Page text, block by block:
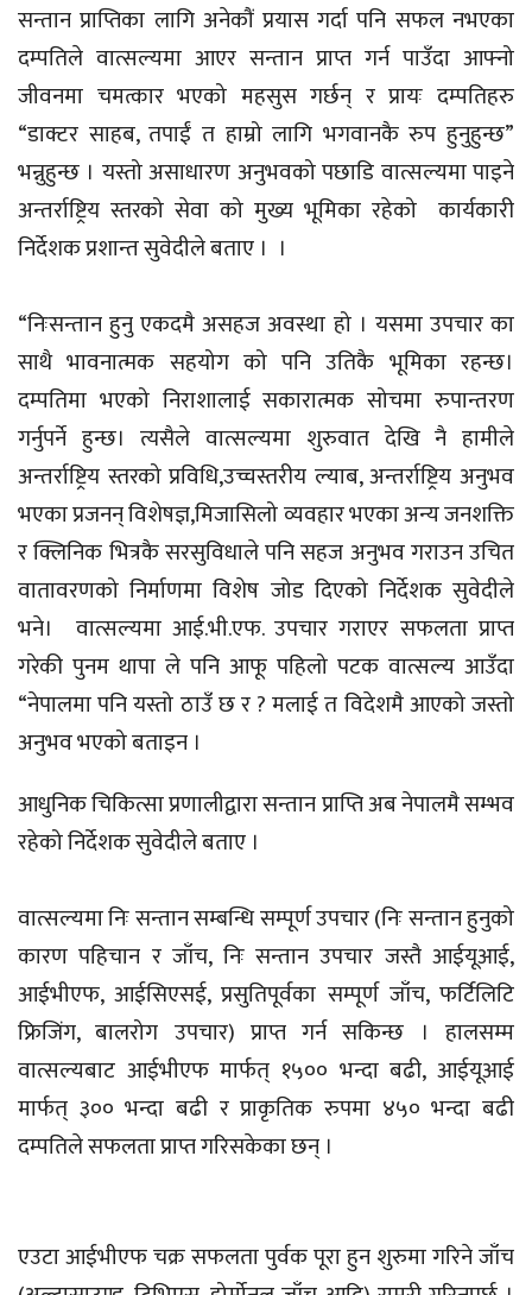
सन्तान प्राप्तिका लागि अनेकौं प्रयास गर्दा पनि सफल नभएका
दम्पतिले वात्सल्यमा आएर सन्तान प्राप्त गर्न पाउँदा आफ्नो
जीवनमा चमत्कार भएको महसुस गर्छन् र प्रायः दम्पतिहरु
“डाक्टर साहब, तपाईं त हाम्रो लागि भगवानकै रुप हुनुहुन्छ”
भन्नुहुन्छ । यस्तो असाधारण अनुभवको पछाडि वात्सल्यमा पाइने
अन्तर्राष्ट्रिय स्तरको सेवा को मुख्य भूमिका रहेको कार्यकारी
निर्देशक प्रशान्त सुवेदीले बताए । ।
“निःसन्तान हुनु एकदमै असहज अवस्था हो । यसमा उपचार का
साथै भावनात्मक सहयोग को पनि उतिकै भूमिका रहन्छ।
दम्पतिमा भएको निराशालाई सकारात्मक सोचमा रुपान्तरण
गर्नुपर्ने हुन्छ। त्यसैले वात्सल्यमा शुरुवात देखि नै हामीले
अन्तर्राष्ट्रिय स्तरको प्रविधि,उच्चस्तरीय ल्याब, अन्तर्राष्ट्रिय अनुभव
भएका प्रजनन् विशेषज्ञ,मिजासिलो व्यवहार भएका अन्य जनशक्ति
र क्लिनिक भित्रकै सरसुविधाले पनि सहज अनुभव गराउन उचित
वातावरणको निर्माणमा विशेष जोड दिएको निर्देशक सुवेदीले
भने। वात्सल्यमा आई.भी.एफ. उपचार गराएर सफलता प्राप्त
गरेकी पुनम थापा ले पनि आफू पहिलो पटक वात्सल्य आउँदा
“नेपालमा पनि यस्तो ठाउँ छ र ? मलाई त विदेशमै आएको जस्तो
अनुभव भएको बताइन ।
आधुनिक चिकित्सा प्रणालीद्वारा सन्तान प्राप्ति अब नेपालमै सम्भव
रहेको निर्देशक सुवेदीले बताए ।
वात्सल्यमा निः सन्तान सम्बन्धि सम्पूर्ण उपचार (निः सन्तान हुनुको
कारण पहिचान र जाँच, निः सन्तान उपचार जस्तै आईयूआई,
आईभीएफ, आईसिएसई, प्रसुतिपूर्वका सम्पूर्ण जाँच, फर्टिलिटि
फ्रिजिंग, बालरोग उपचार) प्राप्त गर्न सकिन्छ । हालसम्म
वात्सल्यबाट आईभीएफ मार्फत् १५०० भन्दा बढी, आईयूआई
मार्फत् ३०० भन्दा बढी र प्राकृतिक रुपमा ४५० भन्दा बढी
दम्पतिले सफलता प्राप्त गरिसकेका छन् ।
एउटा आईभीएफ चक्र सफलता पुर्वक पूरा हुन शुरुमा गरिने जाँच